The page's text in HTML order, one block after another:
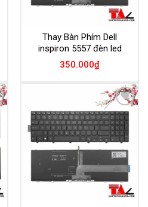
Thay Bàn Phím Dell
inspiron 5557 đèn led
350.000₫
Add to
Wishlist